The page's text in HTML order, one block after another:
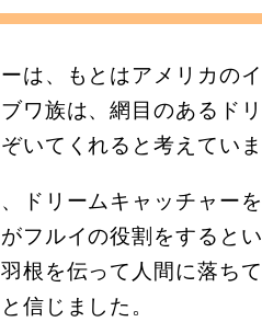
は、もとはアメリカの
ワ族は、網目のあるド
いてくれると考えていま
ドリームキャッチャー
フルイの役割をすると
根を伝って人間に落ち
信じました。